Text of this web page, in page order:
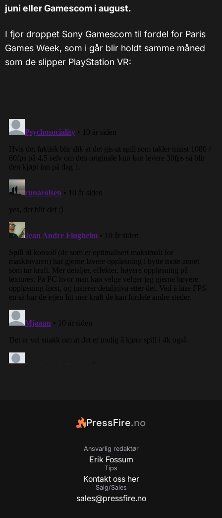
juni eller Gamescom i august.
I fjor droppet Sony Gamescom til fordel for Paris
Games Week, som i går blir holdt samme måned
som de slipper PlayStation VR:
PressFire.no
Ansvarlig redaktør
Erik Fossum
Tips
Kontakt oss her
Salg/Sales
sales@pressfire.no